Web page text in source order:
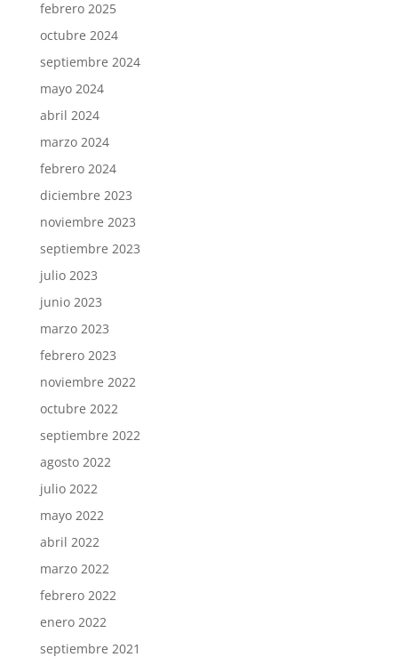
febrero 2025
octubre 2024
septiembre 2024
mayo 2024
abril 2024
marzo 2024
febrero 2024
diciembre 2023
noviembre 2023
septiembre 2023
julio 2023
junio 2023
marzo 2023
febrero 2023
noviembre 2022
octubre 2022
septiembre 2022
agosto 2022
julio 2022
mayo 2022
abril 2022
marzo 2022
febrero 2022
enero 2022
septiembre 2021